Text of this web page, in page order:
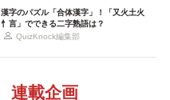
漢字のパズル「合体漢字」！「又火土火
忄言」でできる二字熟語は？
QuizKnock編集部
連載企画